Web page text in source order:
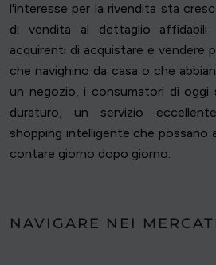
l'interesse per la rivendita sta
di vendita al dettaglio affidabili
acquirenti di acquistare e vendere
che navighino da casa o che
un negozio, i consumatori di oggi
duraturo, un servizio
shopping intelligente che possano
contare giorno dopo giorno.
NAVIGARE NEI